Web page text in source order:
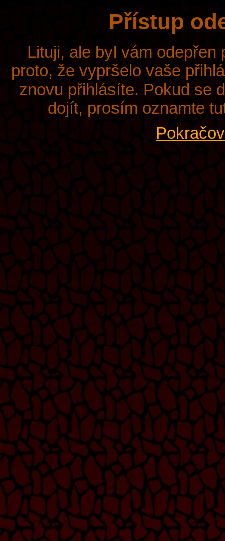
Přístup
Lituji, ale byl vám
proto, že vypršelo vaše
znovu přihlásíte. Pokud se
dojít, prosím oznamte